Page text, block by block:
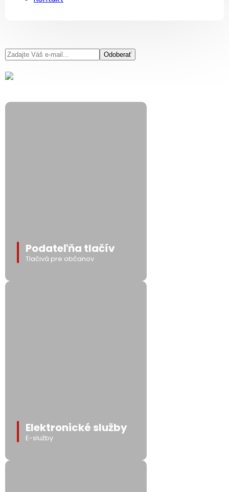
Odoberať
Podateľňa tlačív
Tlačivá pre občanov
Elektronické služby
E-služby